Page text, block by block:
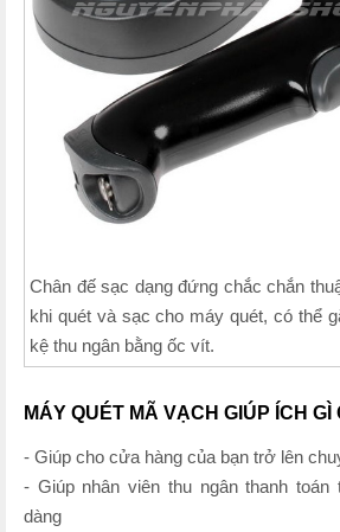
Chân đế sạc dạng đứng chắc chắn
khi quét và sạc cho máy quét, có thể
kệ thu ngân bằng ốc vít.
MÁY QUÉT MÃ VẠCH GIÚP ÍCH GÌ
- Giúp cho cửa hàng của bạn trở lên
- Giúp nhân viên thu ngân thanh toán
dàng